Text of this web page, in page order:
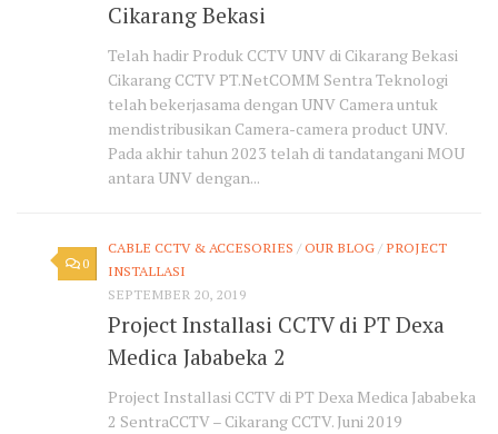
Cikarang Bekasi
Telah hadir Produk CCTV UNV di Cikarang Bekasi
Cikarang CCTV PT.NetCOMM Sentra Teknologi
telah bekerjasama dengan UNV Camera untuk
mendistribusikan Camera-camera product UNV.
Pada akhir tahun 2023 telah di tandatangani MOU
antara UNV dengan...
0
CABLE CCTV & ACCESORIES /OUR BLOG/ PROJECT
INSTALLASI
SEPTEMBER 20, 2019
Project Installasi CCTV di PT Dexa
Medica Jababeka 2
Project Installasi CCTV di PT Dexa Medica Jababeka
2 SentraCCTV – Cikarang CCTV. Juni 2019